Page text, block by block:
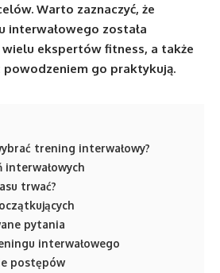
Warto zaznaczyć, że
interwałowego została
ekspertów fitness, a także
go praktykują.
trening interwałowy?
interwałowych
trwać?
pytania
interwałowego
postępów